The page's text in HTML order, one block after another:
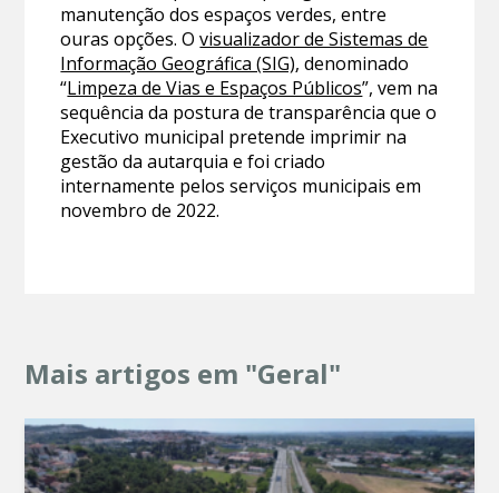
manutenção dos espaços verdes, entre
ouras opções. Ovisualizador de Sistemas de
Informação Geográfica (SIG), denominado
“Limpeza de Vias e Espaços Públicos”, vem na
sequência da postura de transparência que o
Executivo municipal pretende imprimir na
gestão da autarquia e foi criado
internamente pelos serviços municipais em
novembro de 2022.
Mais artigos em "Geral"